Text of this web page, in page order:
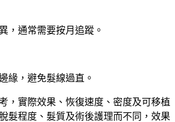
，通常需要按月追蹤。
緣，避免髮線過直。
，實際效果、恢復速度、密度及可移植
髮程度、髮質及術後護理而不同，效果